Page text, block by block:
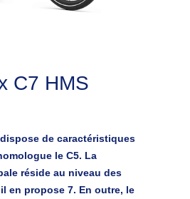
C7 HMS
de caractéristiques
le C5. La
réside au niveau des
en propose 7. En outre, le